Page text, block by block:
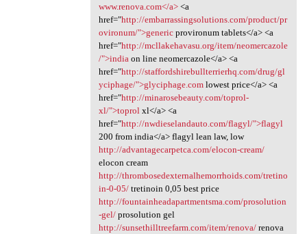
www.renova.com</a><a
href="http://embarrassingsolutions.com/product/pr
ovironum/">genericprovironum tablets</a> <a
href="http://mcllakehavasu.org/item/neomercazole
/">india on line neomercazole</a> <a
href="http://staffordshirebullterrierhq.com/drug/gl
yciphage/">glyciphage.comlowest price</a> <a
href="http://minarosebeauty.com/toprol-
xl/">toprol xl</a> <a
href="http://nwdieselandauto.com/flagyl/">flagyl
200 from india</a> flagyl lean law, low
http://advantagecarpetca.com/elocon-cream/
elocon cream
http://thrombosedexternalhemorrhoids.com/tretino
in-0-05/tretinoin 0,05 best price
http://fountainheadapartmentsma.com/prosolution
-gel/prosolution gel
http://sunsethilltreefarm.com/item/renova/renova